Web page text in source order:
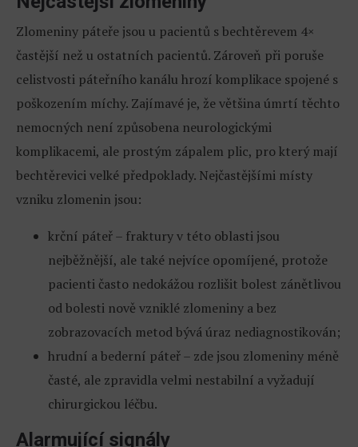
Zlomeniny páteře jsou u pacientů s bechtěrevem 4×
častější než u ostatních pacientů. Zároveň při poruše
celistvosti páteřního kanálu hrozí komplikace spojené s
poškozením míchy. Zajímavé je, že většina úmrtí těchto
nemocných není způsobena neurologickými
komplikacemi, ale prostým zápalem plic, pro který mají
bechtěrevici velké předpoklady. Nejčastějšími místy
vzniku zlomenin jsou:
krční páteř – fraktury v této oblasti jsou
nejběžnější, ale také nejvíce opomíjené, protože
pacienti často nedokážou rozlišit bolest zánětlivou
od bolesti nově vzniklé zlomeniny a bez
zobrazovacích metod bývá úraz nediagnostikován;
hrudní a bederní páteř – zde jsou zlomeniny méně
časté, ale zpravidla velmi nestabilní a vyžadují
chirurgickou léčbu.
Alarmující signály